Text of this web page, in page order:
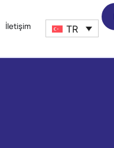
İletişim TR